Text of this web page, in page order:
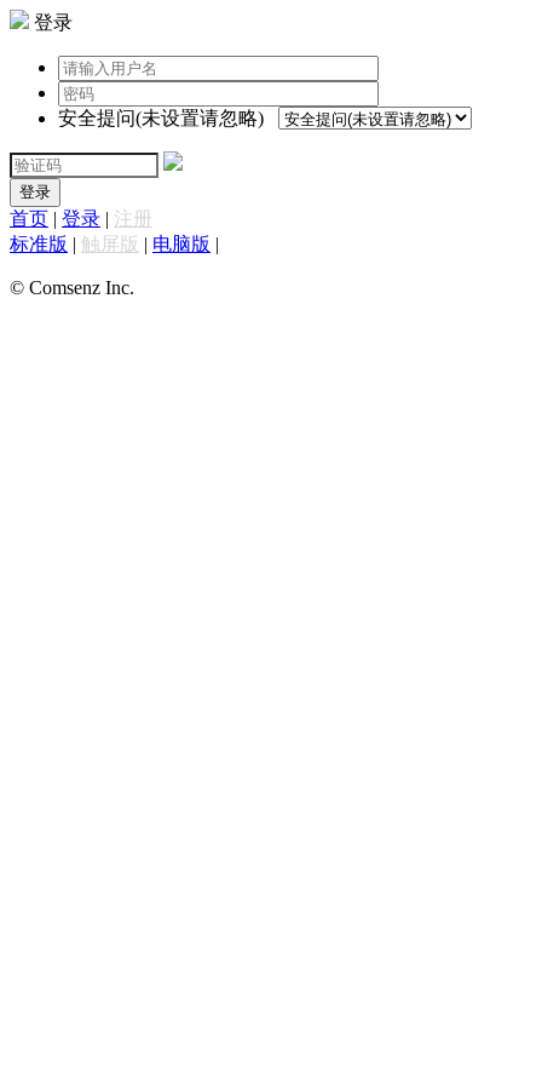
登录
安全提问(未设置请忽略)
登录
首页 | 登录 | 注册
标准版 | 触屏版 | 电脑版 |
© Comsenz Inc.